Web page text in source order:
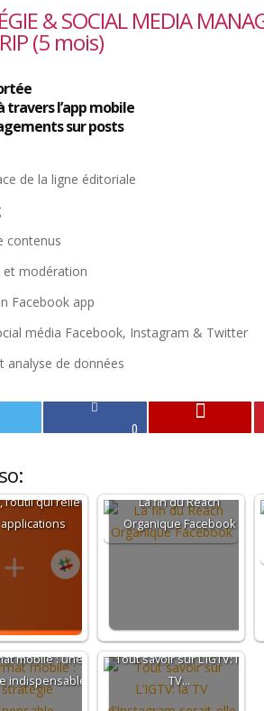
& SOCIAL MEDIA
(5 mois)
travers l’app mobile
sur posts
de la ligne éditoriale
contenus
et modération
Facebook app
média Facebook, Instagram & Twitter
analyse de données
0
l’outil qui relie
La fin du Reach
Organique Facebook
mobile : une
indispensable
Tout savoir sur L’IGTV: la
TV…